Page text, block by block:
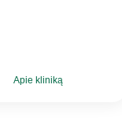
Apie kliniką